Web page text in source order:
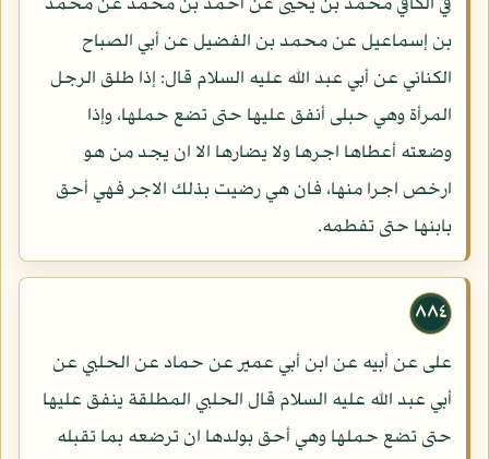
بن إسماعيل عن محمد بن الفضيل عن أبي الصباح
الكناني عن أبي عبد الله عليه السلام قال: إذا طلق الرجل
المرأة وهي حبلى أنفق عليها حتى تضع حملها، وإذا
وضعته أعطاها اجرها ولا يضارها الا ان يجد من هو
ارخص اجرا منها، فان هي رضيت بذلك الاجر فهي أحق
بابنها حتى تفطمه.
٨٨٤
على عن أبيه عن ابن أبي عمير عن حماد عن الحلبي عن
أبي عبد الله عليه السلام قال الحلبي المطلقة ينفق عليها
حتى تضع حملها وهي أحق بولدها ان ترضعه بما تقبله